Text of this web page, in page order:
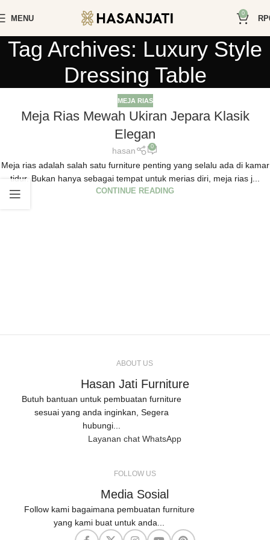
MENU
0
RP
Tag Archives: Luxury Style
Dressing Table
MEJA RIAS
Meja Rias Mewah Ukiran Jepara Klasik
Elegan
hasan 0
Meja rias adalah salah satu furniture penting yang selalu ada di kamar
tidur. Bukan hanya sebagai tempat untuk merias diri, meja rias j...
CONTINUE READING
ABOUT US
Hasan Jati Furniture
Butuh bantuan untuk pembuatan furniture
sesuai yang anda inginkan, Segera
hubungi...
Layanan chat WhatsApp
FOLLOW US
Media Sosial
Follow kami bagaimana pembuatan furniture
yang kami buat untuk anda...